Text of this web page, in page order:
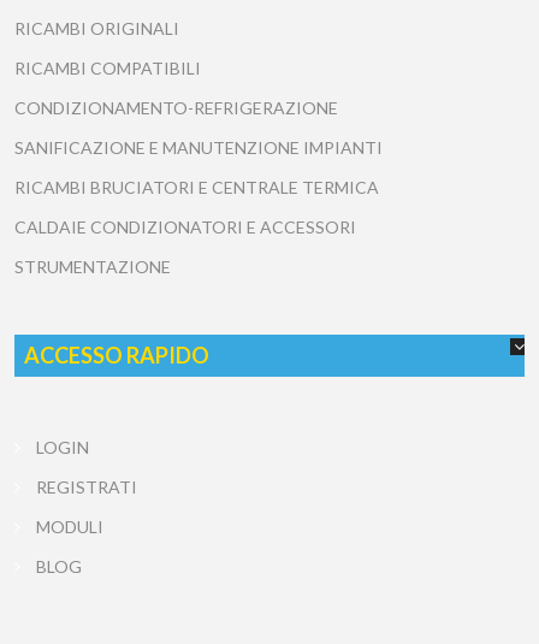
RICAMBI ORIGINALI
RICAMBI COMPATIBILI
CONDIZIONAMENTO-REFRIGERAZIONE
SANIFICAZIONE E MANUTENZIONE IMPIANTI
RICAMBI BRUCIATORI E CENTRALE TERMICA
CALDAIE CONDIZIONATORI E ACCESSORI
STRUMENTAZIONE
ACCESSO RAPIDO
LOGIN
REGISTRATI
MODULI
BLOG